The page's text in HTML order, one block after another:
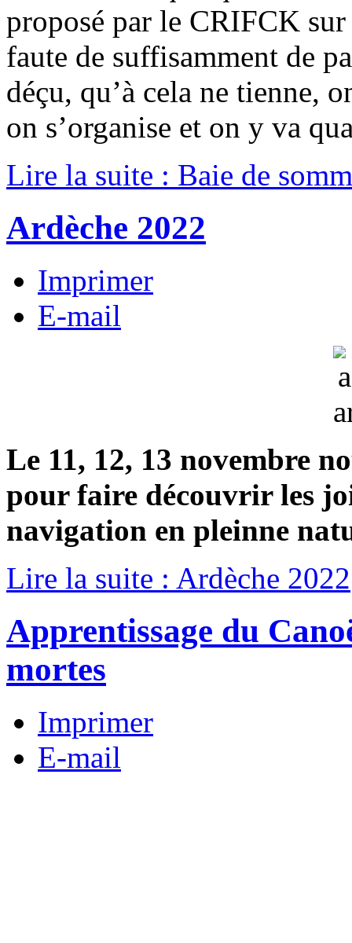
proposé par le CRIFCK
faute de suffisamment de
déçu, qu’à cela ne tienne,
on s’organise et on y va
Lire la suite : Baie de
Ardèche 2022
Imprimer
E-mail
Le 11, 12, 13 novembre
pour faire découvrir les
navigation en pleinne
Lire la suite : Ardèche 2022
Apprentissage du
mortes
Imprimer
E-mail